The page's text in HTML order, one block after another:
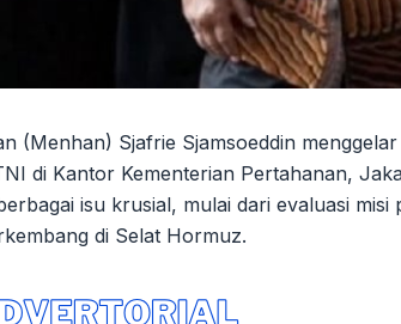
(Menhan) Sjafrie Sjamsoeddin
di Kantor Kementerian Pertahanan,
isu krusial, mulai dari evaluasi misi
di Selat Hormuz.